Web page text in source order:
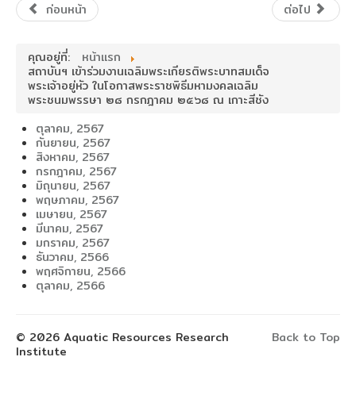
ก่อนหน้า
ต่อไป
คุณอยู่ที่:
หน้าแรก
สถาบันฯ เข้าร่วมงานเฉลิมพระเกียรติพระบาทสมเด็จ
พระเจ้าอยู่หัว ในโอกาสพระราชพิธีมหามงคลเฉลิม
พระชนมพรรษา ๒๘ กรกฎาคม ๒๕๖๘ ณ เกาะสีชัง
ตุลาคม, 2567
กันยายน, 2567
สิงหาคม, 2567
กรกฎาคม, 2567
มิถุนายน, 2567
พฤษภาคม, 2567
เมษายน, 2567
มีนาคม, 2567
มกราคม, 2567
ธันวาคม, 2566
พฤศจิกายน, 2566
ตุลาคม, 2566
Back to Top
© 2026 Aquatic Resources Research
Institute